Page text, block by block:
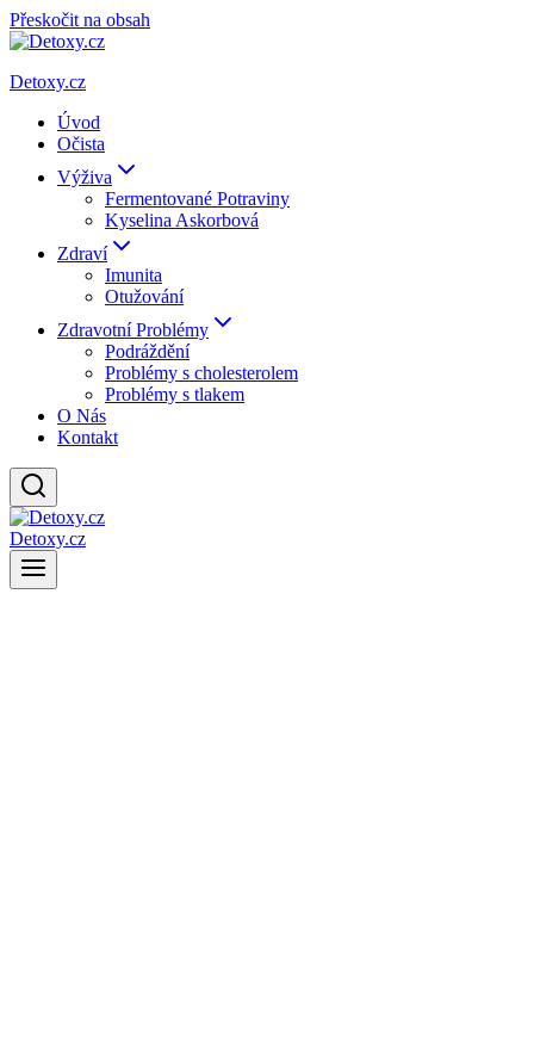
Přeskočit na obsah
Detoxy.cz
Úvod
Očista
Výživa
Fermentované Potraviny
Kyselina Askorbová
Zdraví
Imunita
Otužování
Zdravotní Problémy
Podráždění
Problémy s cholesterolem
Problémy s tlakem
O Nás
Kontakt
Detoxy.cz